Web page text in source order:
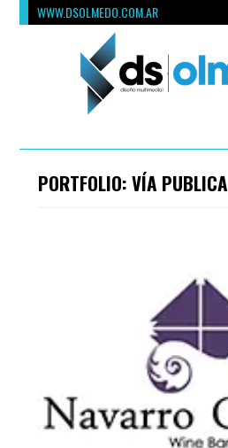
WWW.DSOLMEDO.COM.AR
PORTFOLIO: VÍA PUBLICA